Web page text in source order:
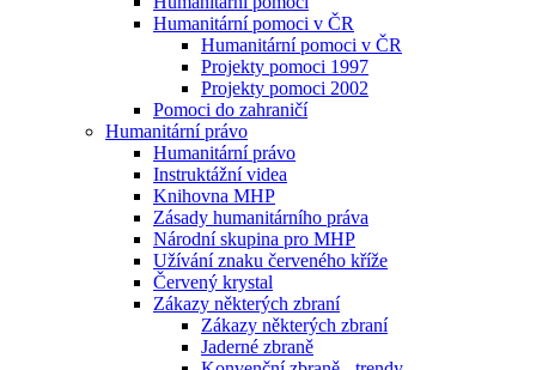
Humanitární pomoci v ČR
Humanitární pomoci v ČR
Projekty pomoci 1997
Projekty pomoci 2002
Pomoci do zahraničí
Humanitární právo
Humanitární právo
Instruktážní videa
Knihovna MHP
Zásady humanitárního práva
Národní skupina pro MHP
Užívání znaku červeného kříže
Červený krystal
Zákazy některých zbraní
Zákazy některých zbraní
Jaderné zbraně